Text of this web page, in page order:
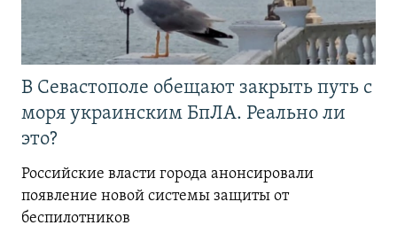
В Севастополе обещают закрыть путь с
моря украинским БпЛА. Реально ли
это?
Российские власти города анонсировали
появление новой системы защиты от
беспилотников